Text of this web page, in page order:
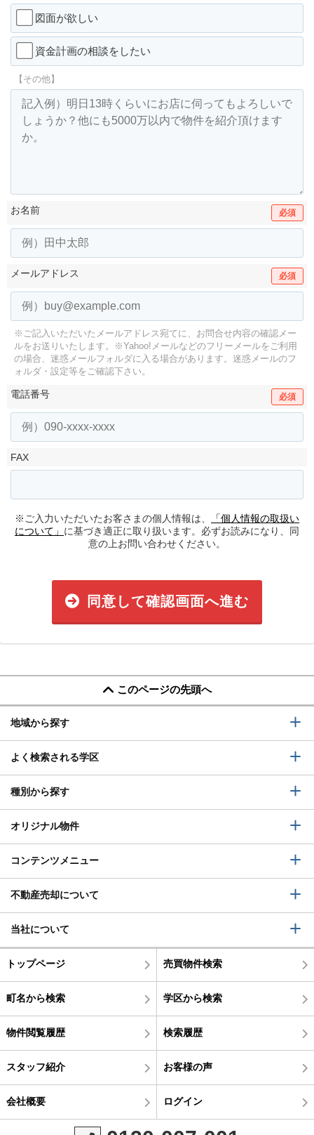
図面が欲しい
資金計画の相談をしたい
【その他】
お名前 必須
メールアドレス 必須
※ご記入いただいたメールアドレス宛てに、お問合せ内容の確認メー
ルをお送りいたします。
※Yahoo!メールなどのフリーメールをご利用
の場合、迷惑メールフォルダに入る場合があります。 迷惑メールのフ
ォルダ・設定等をご確認下さい。
電話番号 必須
FAX
※ご入力いただいたお客さまの個人情報は、
「個人情報の取扱い
について」 に基づき適正に取り扱います。必ずお読みになり、同
意の上お問い合わせください。
同意して確認画面へ進む
このページの先頭へ
地域から探す
よく検索される学区
種別から探す
オリジナル物件
コンテンツメニュー
不動産売却について
当社について
トップページ 売買物件検索
町名から検索 学区から検索
物件閲覧履歴 検索履歴
スタッフ紹介 お客様の声
会社概要 ログイン